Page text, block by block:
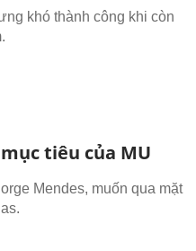
khó thành công khi còn
tiêu của MU
Mendes, muốn qua mặt